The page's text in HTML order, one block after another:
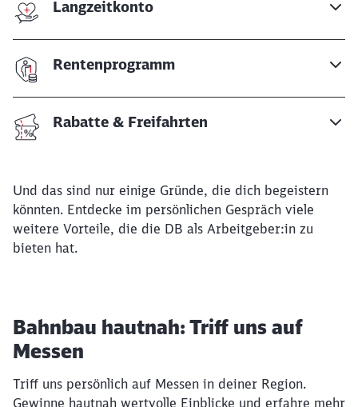
Langzeitkonto
Rentenprogramm
Rabatte & Freifahrten
Und das sind nur einige Gründe, die dich begeistern
könnten. Entdecke im persönlichen Gespräch viele
weitere Vorteile, die die DB als Arbeitgeber:in zu
bieten hat.
Bahnbau hautnah: Triff uns auf
Messen
Triff uns persönlich auf Messen in deiner Region.
Gewinne hautnah wertvolle Einblicke und erfahre mehr